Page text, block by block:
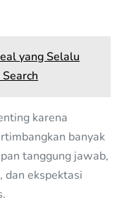
yang Selalu
karena
banyak
tanggung jawab,
dan ekspektasi